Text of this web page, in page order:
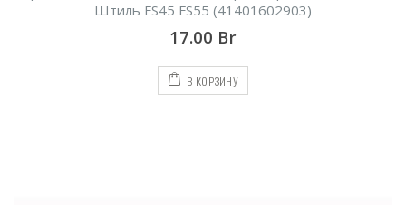
Штиль FS45 FS55 (41401602903)
17.00 Br
В КОРЗИНУ